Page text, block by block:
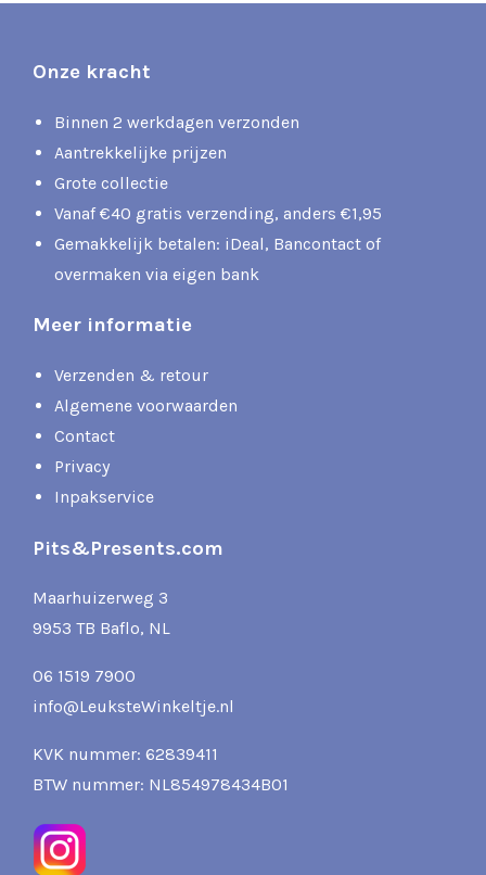
Onze kracht
Binnen 2 werkdagen verzonden
Aantrekkelijke prijzen
Grote collectie
Vanaf €40 gratis verzending, anders €1,95
Gemakkelijk betalen: iDeal, Bancontact of
overmaken via eigen bank
Meer informatie
Verzenden & retour
Algemene voorwaarden
Contact
Privacy
Inpakservice
Pits&Presents.com
Maarhuizerweg 3
9953 TB Baflo, NL
06 1519 7900
info@LeuksteWinkeltje.nl
KVK nummer: 62839411
BTW nummer: NL854978434B01